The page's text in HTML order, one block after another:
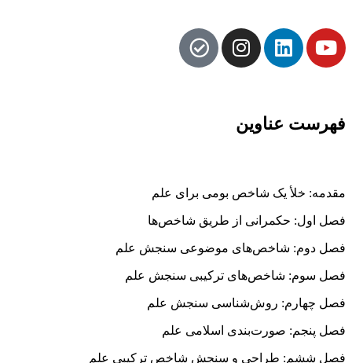
فهرست عناوین
مقدمه: خلأ یک شاخص بومی برای علم
فصل اول: حکمرانی از طریق شاخص‌ها
فصل دوم: شاخص‌های موضوعی سنجش علم
فصل سوم: شاخص‌های ترکیبی سنجش علم
فصل چهارم: روش‌شناسی سنجش علم
فصل پنجم: صورت‌بندی اسلامی علم
فصل ششم: طراحی و سنجش شاخص ترکیبی علم